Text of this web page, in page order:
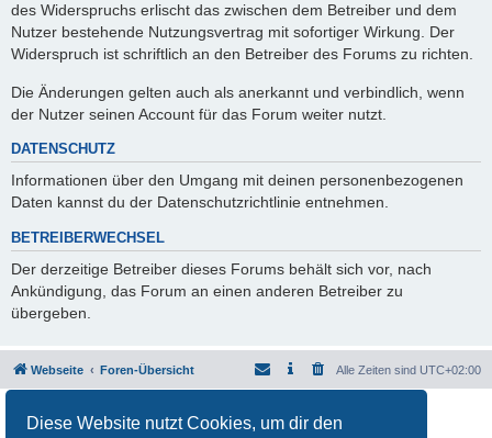
Diese Website nutzt Cookies, um dir den
des Widerspruchs erlischt das zwischen dem Betreiber und dem
Nutzer bestehende Nutzungsvertrag mit sofortiger Wirkung. Der
Widerspruch ist schriftlich an den Betreiber des Forums zu richten.
Die Änderungen gelten auch als anerkannt und verbindlich, wenn
der Nutzer seinen Account für das Forum weiter nutzt.
DATENSCHUTZ
Informationen über den Umgang mit deinen personenbezogenen
Daten kannst du der Datenschutzrichtlinie entnehmen.
BETREIBERWECHSEL
Der derzeitige Betreiber dieses Forums behält sich vor, nach
Ankündigung, das Forum an einen anderen Betreiber zu
übergeben.
Webseite Foren-Übersicht Alle Zeiten sind UTC+02:00
Deutsche Übersetzung durchphpBB.de